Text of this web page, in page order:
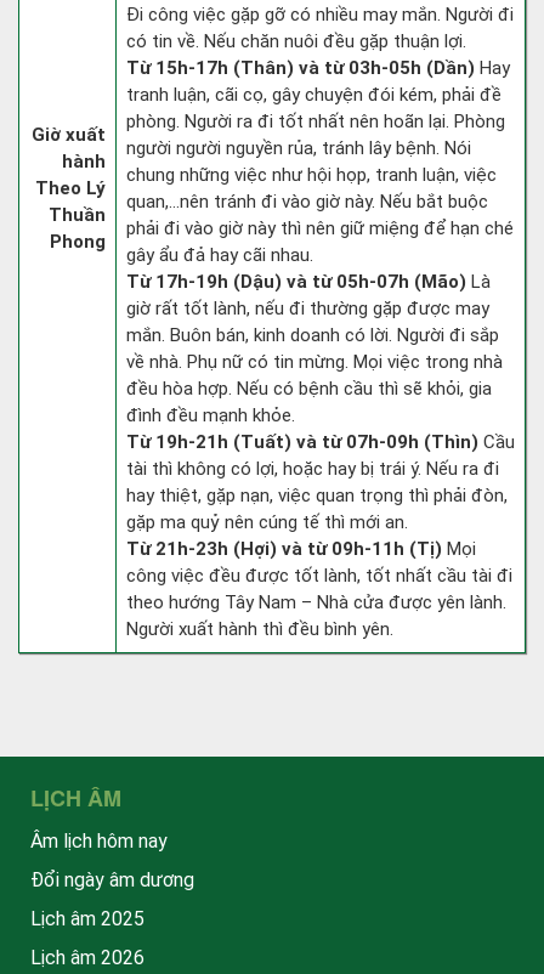
Giờ xuất
hành
Theo Lý
Thuần
Phong
Đi công việc gặp gỡ có nhiều may mắn. Người đi
có tin về. Nếu chăn nuôi đều gặp thuận lợi.
Từ 15h-17h (Thân) và từ 03h-05h (Dần) Hay
tranh luận, cãi cọ, gây chuyện đói kém, phải đề
phòng. Người ra đi tốt nhất nên hoãn lại. Phòng
người người nguyền rủa, tránh lây bệnh. Nói
chung những việc như hội họp, tranh luận, việc
quan,…nên tránh đi vào giờ này. Nếu bắt buộc
phải đi vào giờ này thì nên giữ miệng để hạn ché
gây ẩu đả hay cãi nhau.
Từ 17h-19h (Dậu) và từ 05h-07h (Mão) Là
giờ rất tốt lành, nếu đi thường gặp được may
mắn. Buôn bán, kinh doanh có lời. Người đi sắp
về nhà. Phụ nữ có tin mừng. Mọi việc trong nhà
đều hòa hợp. Nếu có bệnh cầu thì sẽ khỏi, gia
đình đều mạnh khỏe.
Từ 19h-21h (Tuất) và từ 07h-09h (Thìn) Cầu
tài thì không có lợi, hoặc hay bị trái ý. Nếu ra đi
hay thiệt, gặp nạn, việc quan trọng thì phải đòn,
gặp ma quỷ nên cúng tế thì mới an.
Từ 21h-23h (Hợi) và từ 09h-11h (Tị) Mọi
công việc đều được tốt lành, tốt nhất cầu tài đi
theo hướng Tây Nam – Nhà cửa được yên lành.
Người xuất hành thì đều bình yên.
LỊCH ÂM
Âm lịch hôm nay
Đổi ngày âm dương
Lịch âm 2025
Lịch âm 2026